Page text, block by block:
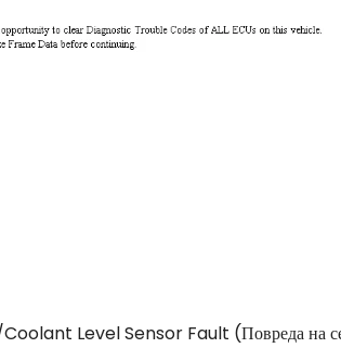
Level Sensor Fault (Повреда на